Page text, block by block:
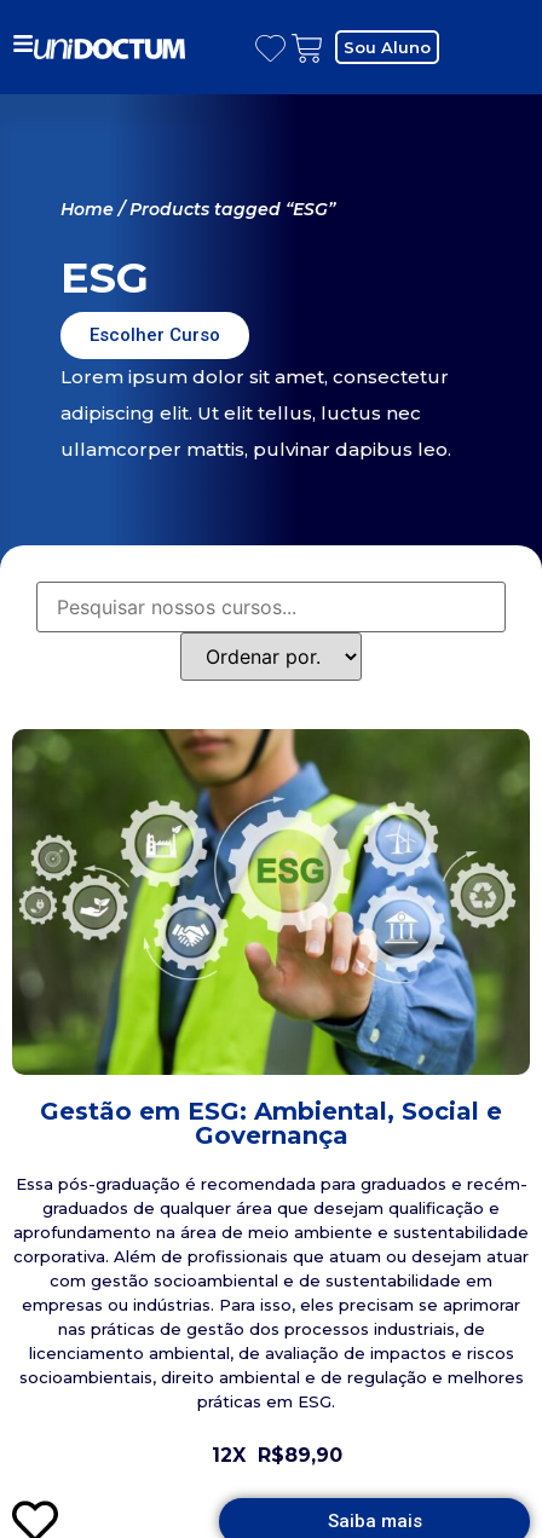
Sou Aluno
Home/ Products tagged “ESG”
ESG
Escolher Curso
Lorem ipsum dolor sit amet, consectetur
adipiscing elit. Ut elit tellus, luctus nec
ullamcorper mattis, pulvinar dapibus leo.
Gestão em ESG: Ambiental, Social e
Governança
Essa pós-graduação é recomendada para graduados e recém-
graduados de qualquer área que desejam qualificação e
aprofundamento na área de meio ambiente e sustentabilidade
corporativa. Além de profissionais que atuam ou desejam atuar
com gestão socioambiental e de sustentabilidade em
empresas ou indústrias. Para isso, eles precisam se aprimorar
nas práticas de gestão dos processos industriais, de
licenciamento ambiental, de avaliação de impactos e riscos
socioambientais, direito ambiental e de regulação e melhores
práticas em ESG.
12X R$89,90
Saiba mais